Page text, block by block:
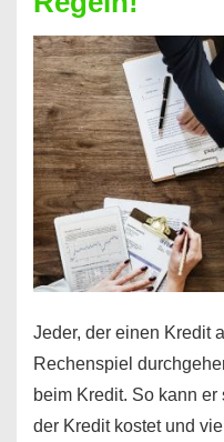
es
möglich!
Jeder, der einen Kredit
Rechenspiel
beim Kredit. So kann
der Kredit kostet und